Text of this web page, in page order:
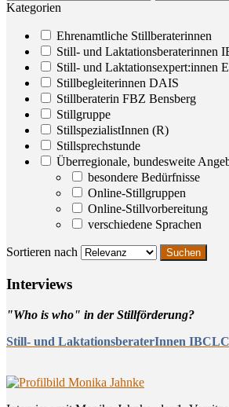
Kategorien
Ehrenamtliche Stillberaterinnen
Still- und Laktationsberaterinnen
Still- und Laktationsexpert:innen
Stillbegleiterinnen DAIS
Stillberaterin FBZ Bensberg
Stillgruppe
StillspezialistInnen (R)
Stillsprechstunde
Überregionale, bundesweite
besondere Bedürfnisse
Online-Stillgruppen
Online-Stillvorbereitung
verschiedene Sprachen
Sortieren nach
Inter­views
"Who is who" in der Stillförderung?
Still- und LaktationsberaterInnen IBCLC